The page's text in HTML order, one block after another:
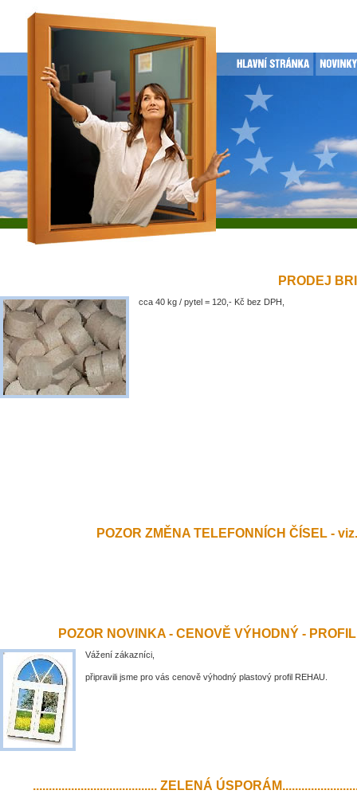
PRODEJ
cca 40 kg / pytel = 120,- Kč bez DPH,
POZOR ZMĚNA TELEFONNÍCH ČÍSEL -
POZOR NOVINKA - CENOVĚ VÝHODNÝ -
Vážení zákazníci,
připravili jsme pro vás cenově výhodný plastový profil REHAU.
....................................... ZELENÁ